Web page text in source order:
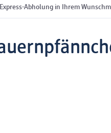
Express-Abholung in Ihrem